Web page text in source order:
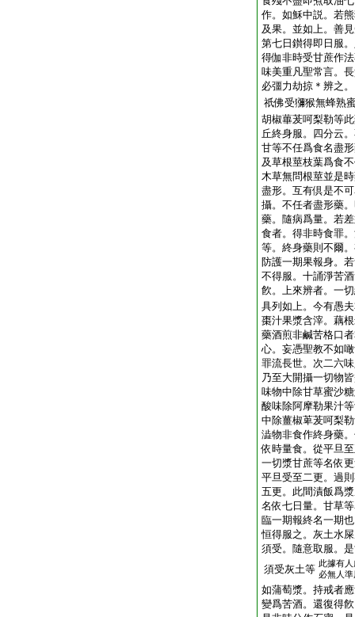
作。如穌中説。若
及果。並如上。善
第七日鑚得即日服
得伽非時受甘蔗作
味美重凡聖常言。
必彊力劫掠＊辨之
祇佛受獼猴無蜂熟
胡椒蓽茇呵梨勒等
丘終身服。四分云
甘等不任爲食名盡
及草根莖枝葉爲食
木草無問根莖並是
盡形。互有倶是不
攝。不任者盡形藥
藥。隨病爲量。若
食者。得非時食罪
等。終身藥則不爾
防護一期果報身。
不得服。十誦淨苦
飮。上來辨者。一
具列如上。今有愚
棗汁果漿含滓。藕
藥酒煎非鹹苦格口
心。妄憑聖教不如
罪流長世。次二六
乃至大開攝一切物
味物中除甘草蜜沙
酸味除阿摩勒果汁
中除薑椒萆茇呵梨
澁物非食作終身藥
依時量食。從平旦
一切漿甘蔗等名依
平旦受至二更。過
五更。此間漬飯爲
名依七日量。甘草
臨一期報終名一期
恒得服之。灰土水
須受。隨意取服。
須受灰土等 此據有人
必無人準
如蒲萄漿。持戒者
變爲苦酒。還復得